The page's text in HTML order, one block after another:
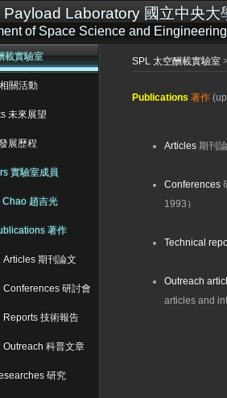
Payload Laboratory 國立中央大
of Space Science and
載實驗室
關活動
未來展望
展歷程
實驗室成員
Chao 趙吉光
著作
Articles 期刊論文
Conferences 研討會
Reports 技術報告
Outreach 科普文章
研究
SPL 太空酬載實驗室
Publications 著作
Articles 期刊
Conferences
1993 ）
Technical
Outreach
articles and